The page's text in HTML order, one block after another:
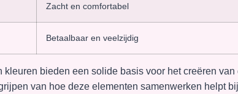
Zacht en comfortabel
Betaalbaar en veelzijdig
kleuren bieden een solide basis voor het creëren
van hoe deze elementen samenwerken helpt